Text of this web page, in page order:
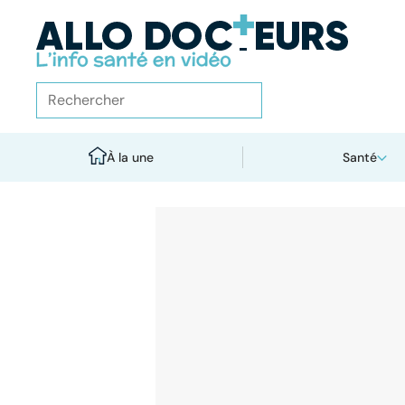
À la une Santé